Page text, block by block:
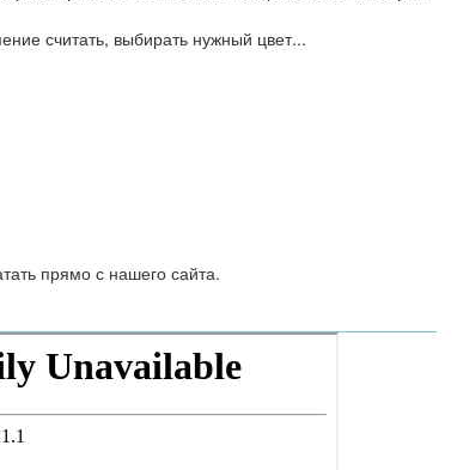
считать, выбирать нужный цвет...
прямо с нашего сайта.